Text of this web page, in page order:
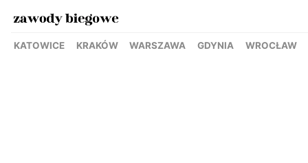
KATOWICE KRAKÓW WARSZAWA GDYNIA WROCŁAW